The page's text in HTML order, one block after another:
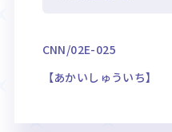
CNN/02E-025
【あかいしゅういち】